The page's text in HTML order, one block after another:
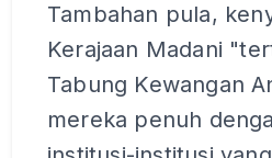
Tambahan pula,
Kerajaan Madani
Tabung Kewangan
mereka penuh